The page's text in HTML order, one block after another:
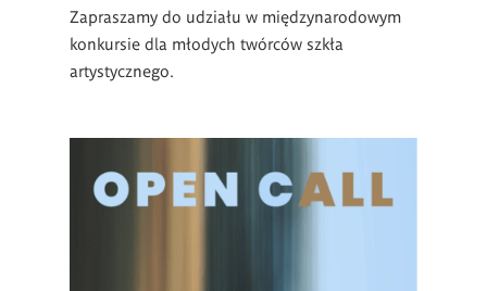
Zapraszamy do udziału w międzynarodowym
konkursie dla młodych twórców szkła
artystycznego.